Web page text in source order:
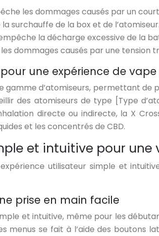
les dommages causés par un
surchauffe de la box et de l’atomiseur.
la décharge excessive de la
dommages causés par une tension
une expérience de
gamme d’atomiseurs, permettant
des atomiseurs de type [Type
directe ou indirecte, la X
et les concentrés de CBD.
et intuitive pour une
utilisateur simple et
prise en main facile
et intuitive, même pour les
menus se fait à l’aide des